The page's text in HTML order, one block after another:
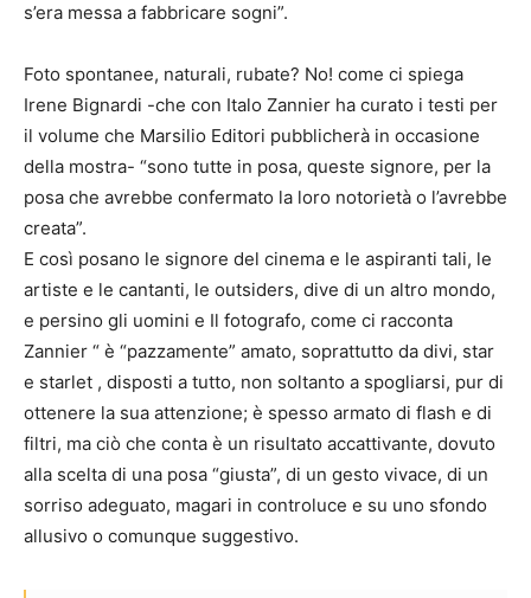
s’era messa a fabbricare sogni”.
Foto spontanee, naturali, rubate? No! come ci spiega
Irene Bignardi -che con Italo Zannier ha curato i testi per
il volume che Marsilio Editori pubblicherà in occasione
della mostra- “sono tutte in posa, queste signore, per la
posa che avrebbe confermato la loro notorietà o l’avrebbe
creata”.
E così posano le signore del cinema e le aspiranti tali, le
artiste e le cantanti, le outsiders, dive di un altro mondo,
e persino gli uomini e Il fotografo, come ci racconta
Zannier “ è “pazzamente” amato, soprattutto da divi, star
e starlet , disposti a tutto, non soltanto a spogliarsi, pur di
ottenere la sua attenzione; è spesso armato di flash e di
filtri, ma ciò che conta è un risultato accattivante, dovuto
alla scelta di una posa “giusta”, di un gesto vivace, di un
sorriso adeguato, magari in controluce e su uno sfondo
allusivo o comunque suggestivo.